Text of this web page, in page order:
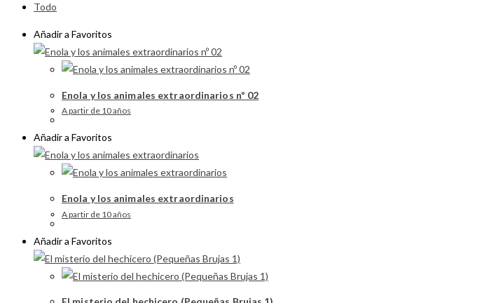
Todo
Añadir a Favoritos
Enola y los animales extraordinarios nº 02
A partir de 10 años
Añadir a Favoritos
Enola y los animales extraordinarios
A partir de 10 años
Añadir a Favoritos